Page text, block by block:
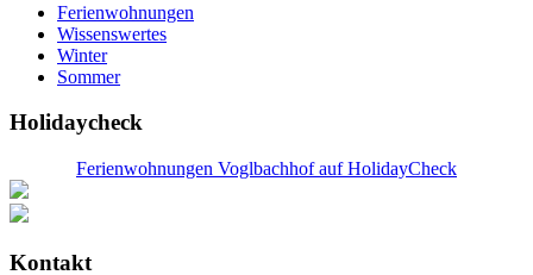
Ferienwohnungen
Wissenswertes
Winter
Sommer
Holidaycheck
Ferienwohnungen Voglbachhof auf HolidayCheck
Kontakt